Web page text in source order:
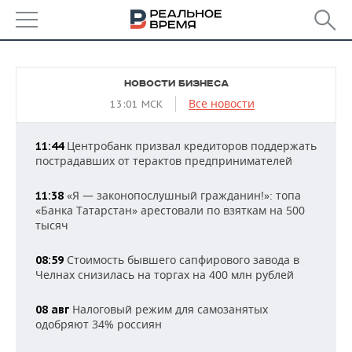
УДМУРТИЯ
НОВОСТИ АНАЛИТИКИ
ДЕКЛАРАЦИИ О ДОХОДАХ
ВУЗЫ ТАТАРСТАНА
КОМУ ПРИНАДЛЕЖАТ
ТОРГОВЫЕ ЦЕНТРЫ
ТАТАРСТАНА
ЭКОНОМИКА
НОВОСТИ ЭКОНОМИКИ
БАНКИ
БЮДЖЕТ
ПРОМЫШЛЕННОСТЬ
МАШИНОСТРОЕНИЕ
НОВОСТИ НЕДВИЖИМОСТИ
АВТО
НОВОСТИ АВТО
БИЗНЕС
НОВОСТИ БИЗНЕСА
13:01 МСК Все новости
11:44Центробанк призвал кредиторов поддержать
пострадавших от терактов предпринимателей
11:38 «Я — законопослушный гражданин!»: топа
«Банка Татарстан» арестовали по взяткам на 500
тысяч
08:59 Стоимость бывшего сапфирового завода в
Челнах снизилась на торгах на 400 млн рублей
08 авг Налоговый режим для самозанятых
одобряют 34% россиян